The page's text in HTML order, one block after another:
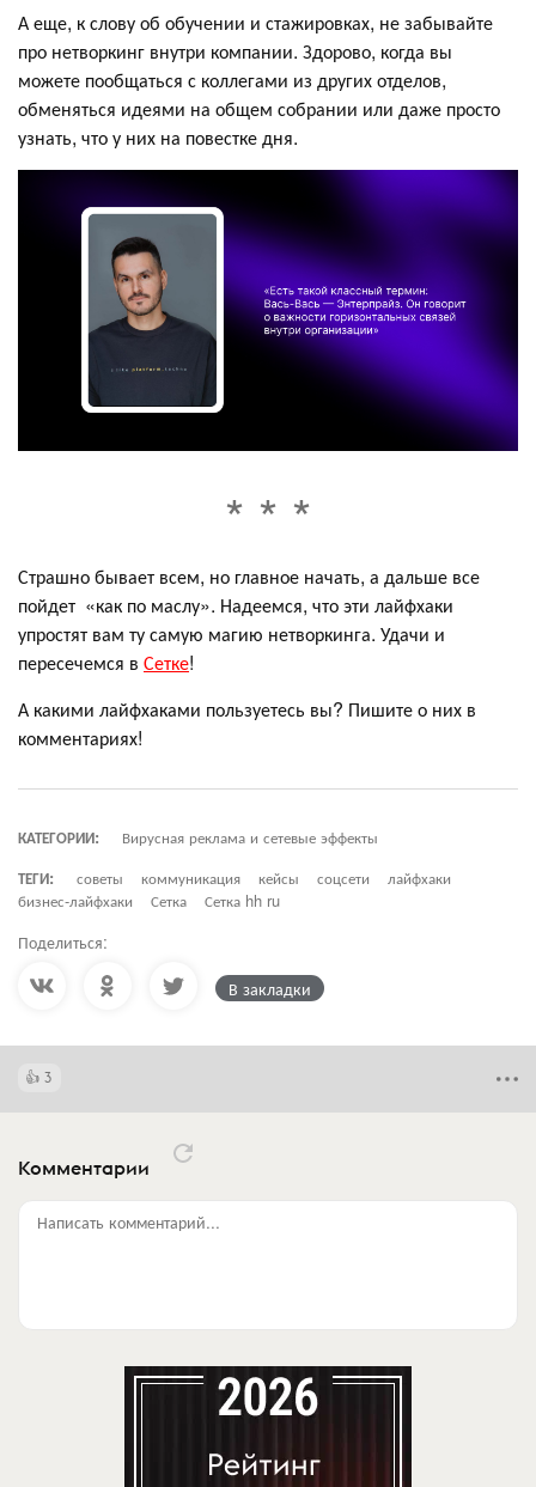
А еще, к слову об обучении и стажировках, не забывайте
про нетворкинг внутри компании. Здорово, когда вы
можете пообщаться с коллегами из других отделов,
обменяться идеями на общем собрании или даже просто
узнать, что у них на повестке дня.
Страшно бывает всем, но главное начать, а дальше все
пойдет «как по маслу». Надеемся, что эти лайфхаки
упростят вам ту самую магию нетворкинга. Удачи и
пересечемся в Сетке!
А какими лайфхаками пользуетесь вы? Пишите о них в
комментариях!
КАТЕГОРИИ:
Вирусная реклама и сетевые эффекты
ТЕГИ:
советы коммуникация кейсы соцсети
лайфхаки
бизнес-лайфхаки
Сетка Сетка hh ru
Поделиться:
В закладки
3
Комментарии
Написать комментарий...